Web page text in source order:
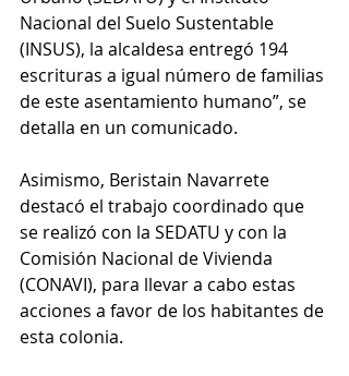
Nacional del Suelo Sustentable
(INSUS), la alcaldesa entregó 194
escrituras a igual número de familias
de este asentamiento humano”, se
detalla en un comunicado.
Asimismo, Beristain Navarrete
destacó el trabajo coordinado que
se realizó con la SEDATU y con la
Comisión Nacional de Vivienda
(CONAVI), para llevar a cabo estas
acciones a favor de los habitantes de
esta colonia.